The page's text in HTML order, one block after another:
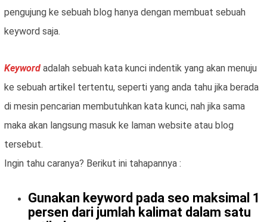
pengujung ke sebuah blog hanya dengan membuat sebuah
keyword saja.
Keyword adalah sebuah kata kunci indentik yang akan menuju
ke sebuah artikel tertentu, seperti yang anda tahu jika berada
di mesin pencarian membutuhkan kata kunci, nah jika sama
maka akan langsung masuk ke laman website atau blog
tersebut.
Ingin tahu caranya? Berikut ini tahapannya :
Gunakan keyword pada seo maksimal 1
persen dari jumlah kalimat dalam satu